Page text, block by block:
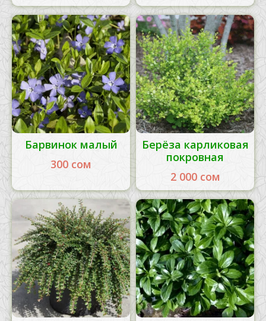
Барвинок малый
300 сом
Берёза карликовая
покровная
2 000 сом